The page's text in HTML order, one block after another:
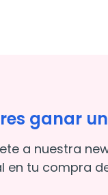
ganar un
a nuestra
en tu compra